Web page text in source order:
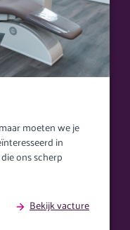
moeten we je
in
ons scherp
Bekijk vacture